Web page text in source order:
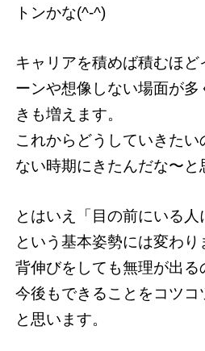
トンかな(^-^)
キャリアを積めば積むほど
ーンや想像しない場面が
きも増えます。
これからどうしていきた
ない時期にきたんだな〜と
とはいえ「目の前にいる人
という基本姿勢には変わり
背伸びをしても無理が出る
今後もできることをコツコ
と思います。